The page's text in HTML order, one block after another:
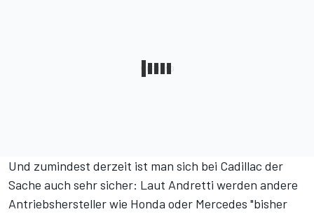
Und zumindest derzeit ist man sich bei Cadillac der
Sache auch sehr sicher: Laut Andretti werden andere
Antriebshersteller wie Honda oder Mercedes "bisher